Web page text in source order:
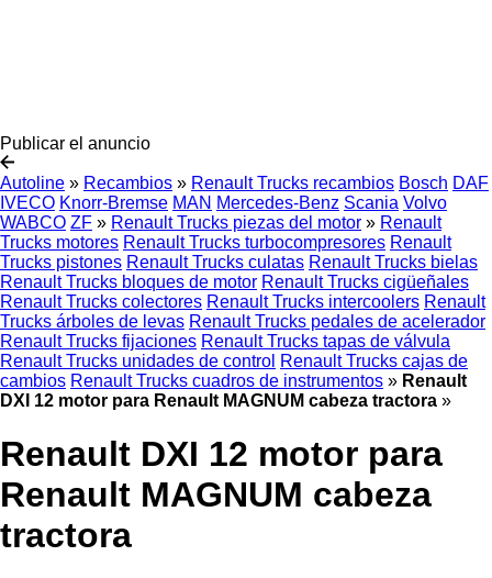
Publicar el anuncio
Autoline » Recambios » Renault Trucks recambios Bosch DAF
IVECO Knorr-Bremse MAN Mercedes-Benz Scania Volvo
WABCO ZF » Renault Trucks piezas del motor » Renault
Trucks motores Renault Trucks turbocompresores Renault
Trucks pistones Renault Trucks culatas Renault Trucks bielas
Renault Trucks bloques de motor Renault Trucks cigüeñales
Renault Trucks colectores Renault Trucks intercoolers Renault
Trucks árboles de levas Renault Trucks pedales de acelerador
Renault Trucks fijaciones Renault Trucks tapas de válvula
Renault Trucks unidades de control Renault Trucks cajas de
cambios Renault Trucks cuadros de instrumentos » Renault
DXI 12 motor para Renault MAGNUM cabeza tractora »
Renault DXI 12 motor para
Renault MAGNUM cabeza
tractora